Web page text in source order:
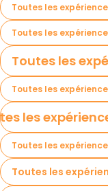
Toutes les
Toutes les
Toutes les
Toutes les
les
Toutes les
Toutes les